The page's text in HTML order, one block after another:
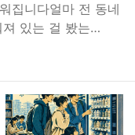
집니다얼마 전 동네
져 있는 걸 봤는…